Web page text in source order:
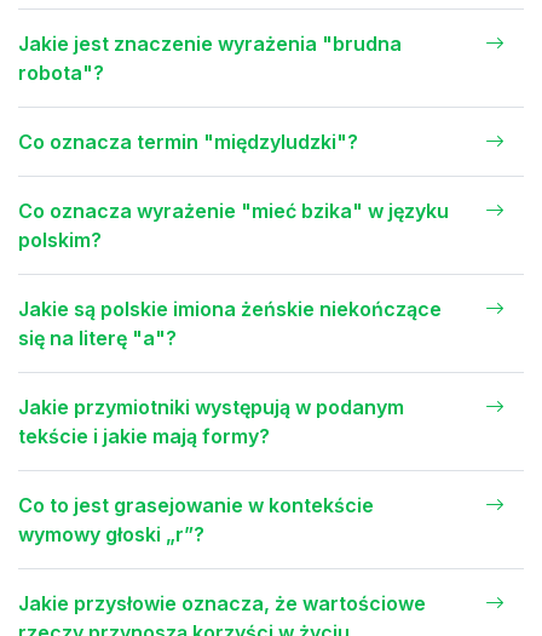
Jakie jest znaczenie wyrażenia "brudna
robota"?
Co oznacza termin "międzyludzki"?
Co oznacza wyrażenie "mieć bzika" w języku
polskim?
Jakie są polskie imiona żeńskie niekończące
się na literę "a"?
Jakie przymiotniki występują w podanym
tekście i jakie mają formy?
Co to jest grasejowanie w kontekście
wymowy głoski „r”?
Jakie przysłowie oznacza, że wartościowe